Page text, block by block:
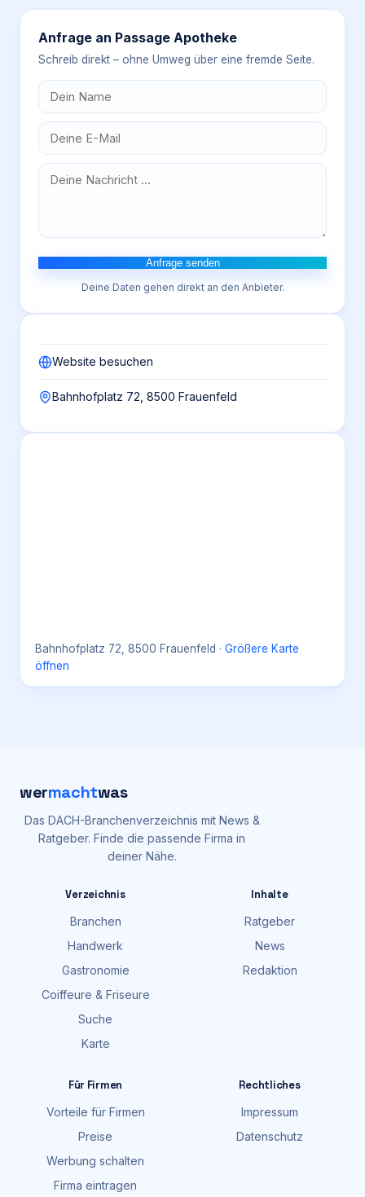
Anfrage an Passage Apotheke
Schreib direkt – ohne Umweg über eine fremde Seite.
Anfrage senden
Deine Daten gehen direkt an den Anbieter.
Website besuchen
Bahnhofplatz 72, 8500 Frauenfeld
Bahnhofplatz 72, 8500 Frauenfeld · Größere Karte
öffnen
wermachtwas
Das DACH-Branchenverzeichnis mit News &
Ratgeber. Finde die passende Firma in
deiner Nähe.
Verzeichnis
Branchen
Handwerk
Gastronomie
Coiffeure & Friseure
Suche
Karte
Inhalte
Ratgeber
News
Redaktion
Für Firmen
Vorteile für Firmen
Preise
Werbung schalten
Firma eintragen
Rechtliches
Impressum
Datenschutz